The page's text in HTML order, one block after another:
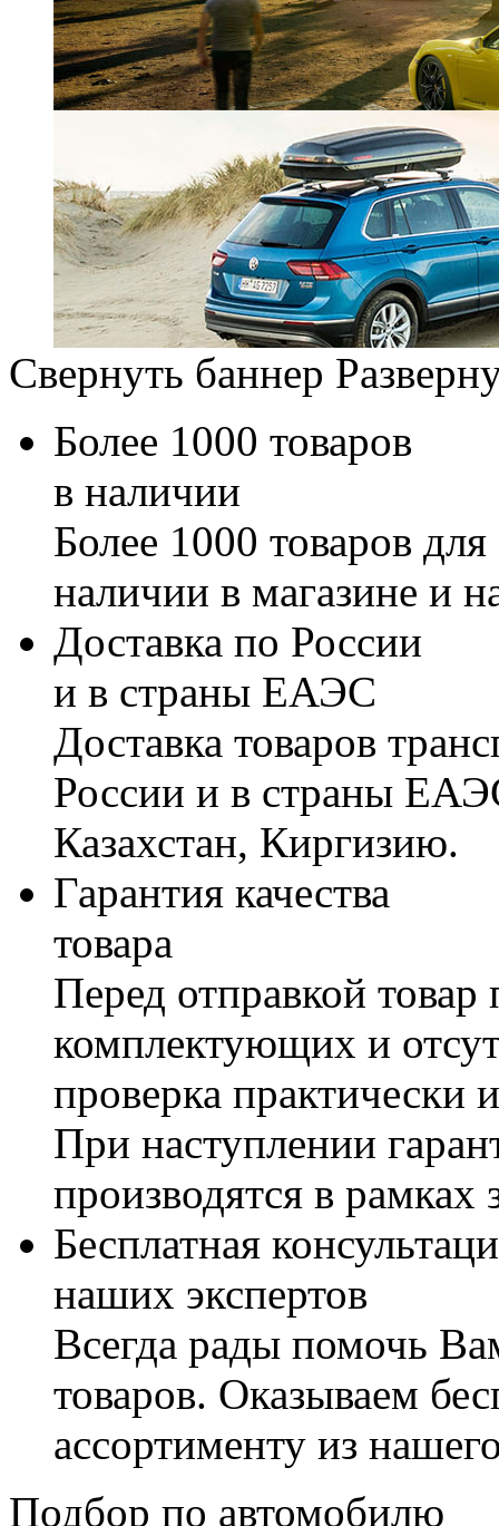
Свернуть баннер
Более 1000 товаров
в наличии
Более 1000 товаров
наличии в магазине и
Доставка по России
и в страны ЕАЭС
Доставка товаров
России и в страны
Казахстан, Киргизию.
Гарантия качества
товара
Перед отправкой товар
комплектующих и
проверка практически
При наступлении
производятся в рамках
Бесплатная
наших экспертов
Всегда рады помочь
товаров. Оказываем
ассортименту из
Подбор по автомобилю